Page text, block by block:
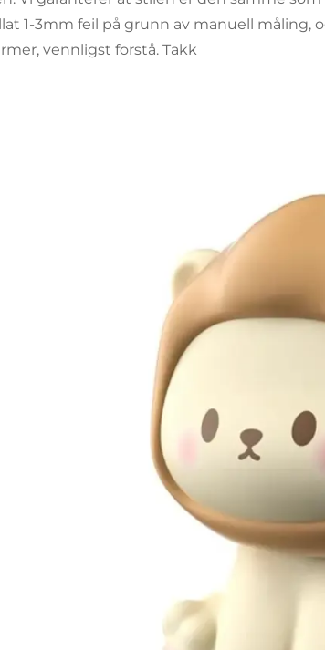
1-3mm feil på grunn av manuell
vennligst forstå. Takk